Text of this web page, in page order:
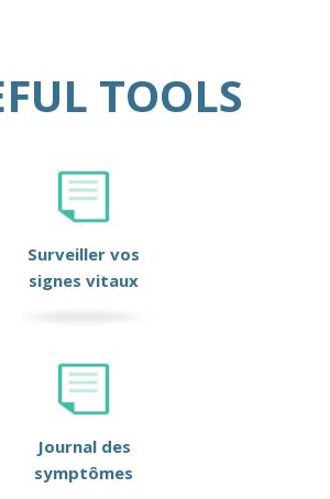
TOOLS
Surveiller vos
signes vitaux
Journal des
symptômes